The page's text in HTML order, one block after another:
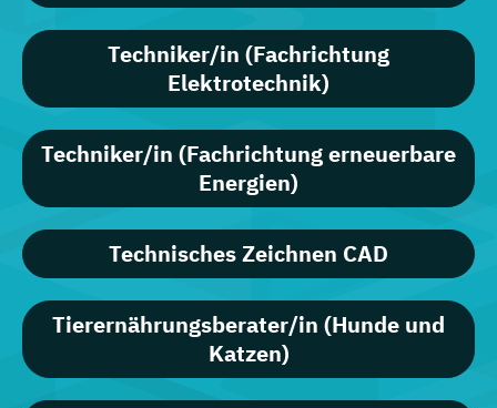
Techniker/in (Fachrichtung
Elektrotechnik)
Techniker/in (Fachrichtung erneuerbare
Energien)
Technisches Zeichnen CAD
Tierernährungsberater/in (Hunde und
Katzen)